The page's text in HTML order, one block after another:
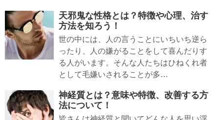
天邪鬼な性格とは？特徴や心理、治す
方法を知ろう！
世の中には、人の言うことにいちいち逆ら
ったり、人の嫌がることをして喜んだりす
る人がいます。そんな人たちはひねくれ者
として毛嫌いされることが多…
神経質とは？意味や特徴、改善する方
法について！